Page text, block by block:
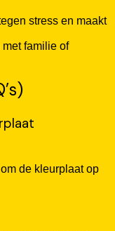
stress en maakt
familie of
de kleurplaat op